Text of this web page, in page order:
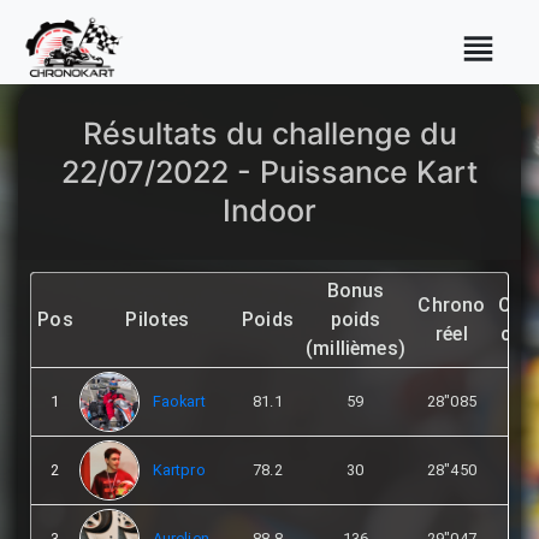
Résultats du challenge du
22/07/2022 - Puissance Kart
Indoor
Pos Pilotes Poids
Bonus
poids
(millièmes)
Chrono
réel
1 Faokart 81.1 59 28"085
2 Kartpro 78.2 30 28"450